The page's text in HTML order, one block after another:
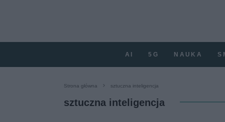
AI 5G NAUKA
Strona główna sztuczna inteligencja
sztuczna inteligencja